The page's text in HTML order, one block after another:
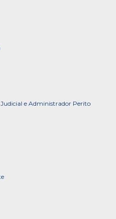
e Administrador Perito